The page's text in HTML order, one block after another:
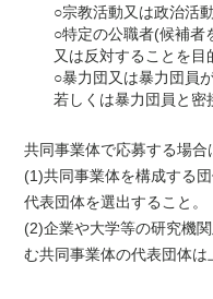
○宗教活動又は政治活
○特定の公職者(候補者
又は反対することを目
○暴力団又は暴力団員
若しくは暴力団員と密
共同事業体で応募する場合
(1)共同事業体を構成する
代表団体を選出すること。
(2)企業や大学等の研究機
む共同事業体の代表団体は